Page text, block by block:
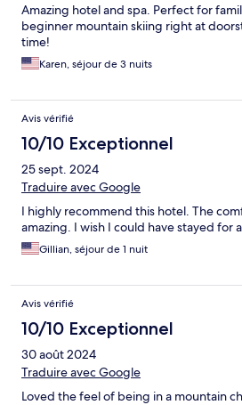
Amazing hotel and spa. Perfect for
beginner mountain skiing right at
time!
Karen, séjour de 3 nuits
Avis vérifié
10/10 Exceptionnel
25 sept. 2024
Traduire avec Google
I highly recommend this hotel. The
amazing. I wish I could have stayed for
Gillian, séjour de 1 nuit
Avis vérifié
10/10 Exceptionnel
30 août 2024
Traduire avec Google
Loved the feel of being in a mountain